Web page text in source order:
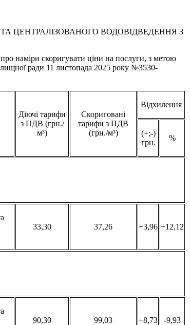
ЦЕНТРАЛІЗОВАНОГО ВОДОВІДВЕДЕННЯ З
наміри скоригувати ціни на послуги, з метою
ради 11 листопада 2025 року №3530-
Діючі тарифи
з ПДВ (грн./
м³)
Скориговані
тарифи з ПДВ
(грн./м³)
Відхилення
(+;-)
грн.
%
33,30 37,26 +3,96 +12,12
90,30 99,03 +8,73 -9,93